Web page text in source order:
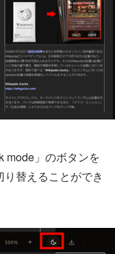
mode」のボタンを
替えることができ